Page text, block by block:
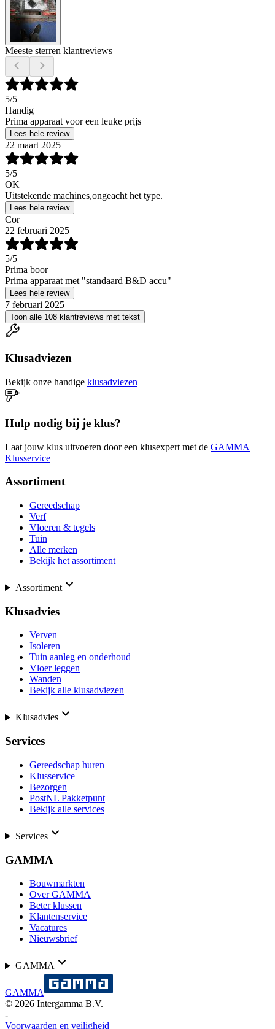
Meeste sterren klantreviews
5/5
Handig
Prima apparaat voor een leuke prijs
Lees hele review
22 maart 2025
5/5
OK
Uitstekende machines,ongeacht het type.
Lees hele review
Cor
22 februari 2025
5/5
Prima boor
Prima apparaat met "standaard B&D accu"
Lees hele review
7 februari 2025
Toon alle 108 klantreviews met tekst
Klusadviezen
Bekijk onze handige klusadviezen
Hulp nodig bij je klus?
Laat jouw klus uitvoeren door een klusexpert met de GAMMA
Klusservice
Assortiment
Gereedschap
Verf
Vloeren & tegels
Tuin
Alle merken
Bekijk het assortiment
Assortiment
Klusadvies
Verven
Isoleren
Tuin aanleg en onderhoud
Vloer leggen
Wanden
Bekijk alle klusadviezen
Klusadvies
Services
Gereedschap huren
Klusservice
Bezorgen
PostNL Pakketpunt
Bekijk alle services
Services
GAMMA
Bouwmarkten
Over GAMMA
Beter klussen
Klantenservice
Vacatures
Nieuwsbrief
GAMMA
GAMMA
© 2026 Intergamma B.V.
-
Voorwaarden en veiligheid